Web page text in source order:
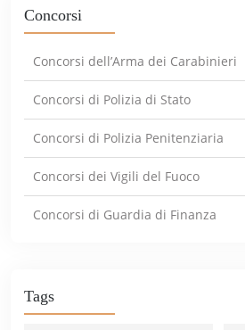
Concorsi
Concorsi dell’Arma dei Carabinieri
Concorsi di Polizia di Stato
Concorsi di Polizia Penitenziaria
Concorsi dei Vigili del Fuoco
Concorsi di Guardia di Finanza
Tags